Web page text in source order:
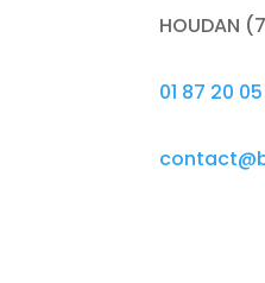
HOUDAN
01 87 20